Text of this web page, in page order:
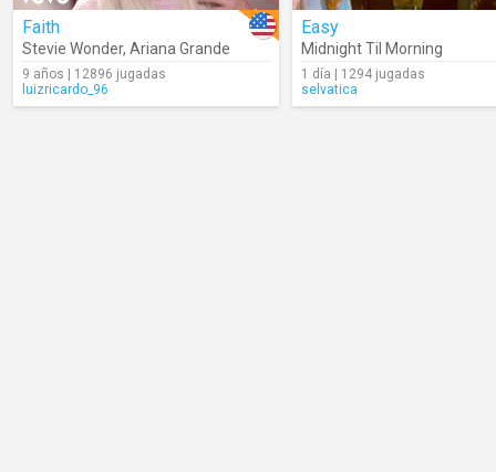
Faith
Stevie Wonder, Ariana Grande
9 años | 12896 jugadas
luizricardo_96
Easy
Midnight Til Morning
1 día | 1294 jugadas
selvatica